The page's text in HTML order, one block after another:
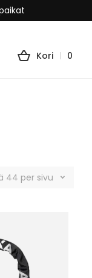
Kori 0
44 per sivu